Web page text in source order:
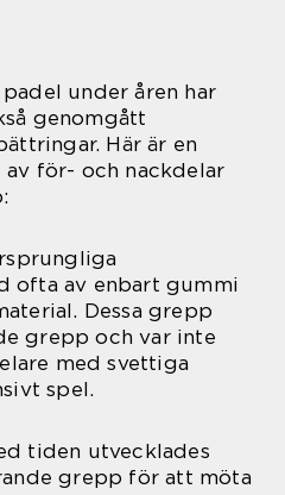
under åren har
genomgått
Här är en
för- och nackdelar
ofta av enbart gummi
Dessa grepp
grepp och var inte
med svettiga
spel.
tiden utvecklades
grepp för att möta